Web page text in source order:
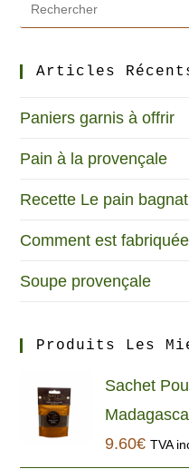
Articles
Paniers garnis à offrir
Pain à la provençale
Recette Le pain bagnat
Comment est fabriquée
Soupe provençale
Produits Les
Sachet
9.60€ TVA